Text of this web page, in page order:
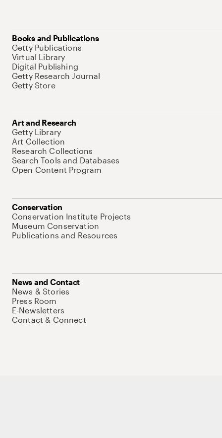
Books and Publications
Getty Publications
Virtual Library
Digital Publishing
Getty Research Journal
Getty Store
Art and Research
Getty Library
Art Collection
Research Collections
Search Tools and Databases
Open Content Program
Conservation
Conservation Institute Projects
Museum Conservation
Publications and Resources
News and Contact
News & Stories
Press Room
E-Newsletters
Contact & Connect